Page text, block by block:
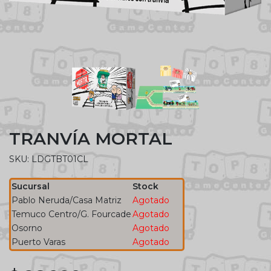
TRANVÍA MORTAL
SKU: LDGTBT01CL
Sucursal
Stock
Pablo Neruda/Casa Matriz
Agotado
Temuco Centro/G. FourcadeAgotado
Osorno
Agotado
Puerto Varas
Agotado